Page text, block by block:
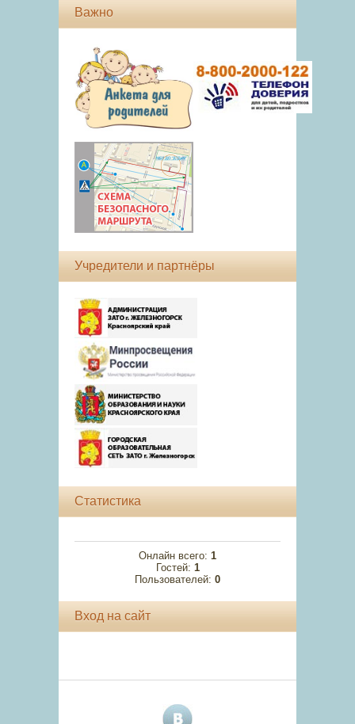
Важно
Учредители и партнёры
Статистика
Онлайн всего: 1
Гостей: 1
Пользователей: 0
Вход на сайт